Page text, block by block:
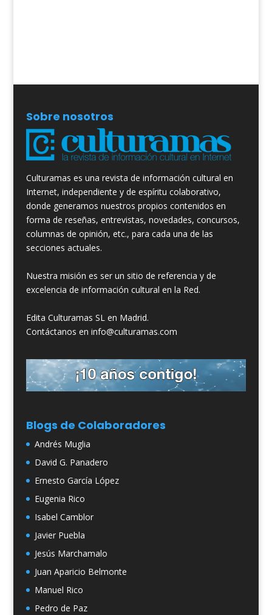
Sobre nosotros
Culturamas es una revista de información cultural en
Internet, independiente y de espíritu colaborativo,
donde generamos nuestros propios contenidos en
forma de reseñas, entrevistas, novedades, concursos,
columnas de opinión, etc., para cada una de las
secciones actuales.
Nuestra misión es ser un sitio de referencia y de
excelencia de información cultural en la Red.
Edita Culturamas SL en Madrid.
Contáctanos en info@culturamas.com
Blogs de Colaboradores
Andrés Muglia
David G. Panadero
Ernesto García López
Eugenia Rico
Isabel Camblor
Javier Puebla
Jesús Marchamalo
Juan Aparicio Belmonte
Manuel Rico
Pedro de Paz